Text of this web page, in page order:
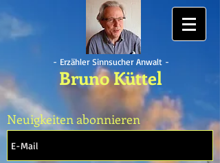
- Erzähler Sinnsucher Anwalt -
Bruno Küttel
Neuigkeiten abonnieren